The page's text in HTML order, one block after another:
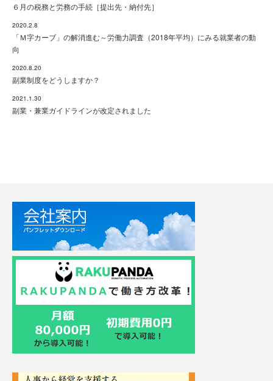
６月の税務と労務の手続［提出先・納付先］
2020.2.8
「Ｍ字カーブ」の解消進む～労働力調査（2018年平均）にみる就業者の動
向
2020.8.20
副業制度をどうしますか？
2021.1.30
副業・兼業ガイドラインが改定されました